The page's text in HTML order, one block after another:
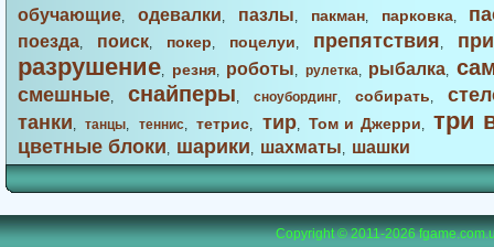
обучающие, одевалки, пазлы, пакман, парковка,
поезда, поиск, покер, поцелуи, препятствия,
разрушение, резня, роботы, рулетка, рыбалка,
смешные, снайперы, сноубординг, собирать,
танки,танцы, теннис,тетрис, тир,Том и Джерри, три
цветные блоки, шарики, шахматы, шашки
Copyright © 2011-2026